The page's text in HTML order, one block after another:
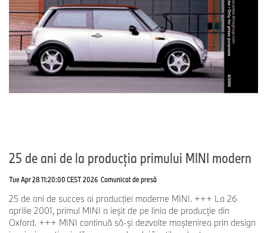
25 de ani de la producţia primului MINI modern
Tue Apr 28 11:20:00 CEST 2026 Comunicat de presă
25 de ani de succes ai producției moderne MINI. +++ La 26
aprilie 2001, primul MINI a ieșit de pe linia de producție din
Oxford. +++ MINI continuă să-și dezvolte moștenirea prin design